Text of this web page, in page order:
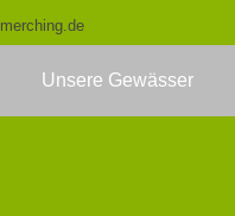
Unsere Gewässer